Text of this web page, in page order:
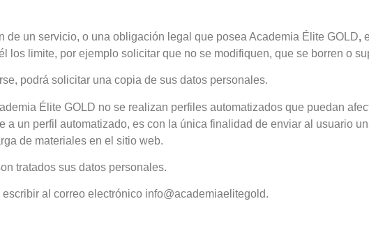
de un servicio, o una obligación legal que posea Academia Élite GOLD,
los limite, por ejemplo solicitar que no se modifiquen, que se borren o
podrá solicitar una copia de sus datos personales.
Élite GOLD no se realizan perfiles automatizados que puedan
un perfil automatizado, es con la única finalidad de enviar al usuario
de materiales en el sitio web.
tratados sus datos personales.
al correo electrónico info@academiaelitegold.